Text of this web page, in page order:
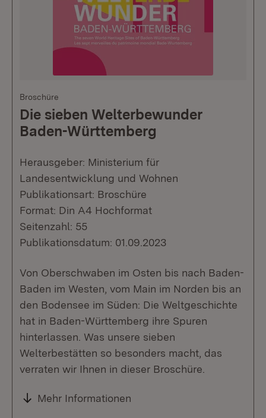
Broschüre
Die sieben Welterbewunder
Baden-Württemberg
Herausgeber: Ministerium für
Landesentwicklung und Wohnen
Publikationsart: Broschüre
Format: Din A4 Hochformat
Seitenzahl: 55
Publikationsdatum: 01.09.2023
Von Oberschwaben im Osten bis nach Baden-
Baden im Westen, vom Main im Norden bis an
den Bodensee im Süden: Die Weltgeschichte
hat in Baden-Württemberg ihre Spuren
hinterlassen. Was unsere sieben
Welterbestätten so besonders macht, das
verraten wir Ihnen in dieser Broschüre.
Mehr Informationen